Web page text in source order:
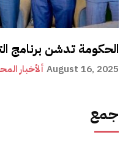
الحكومة تدشن برنامج
ألأخبار August 16, 2025
جمع